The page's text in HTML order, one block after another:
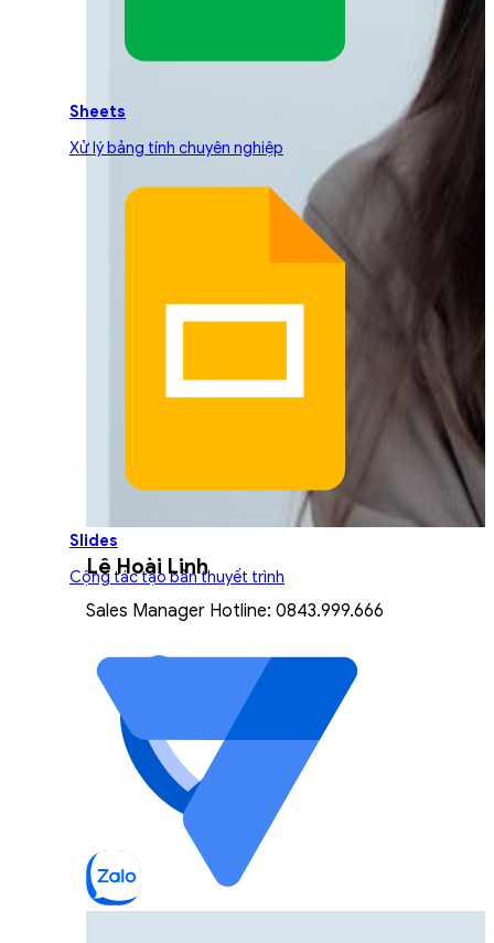
Lê Hoài Linh
Sales Manager Hotline: 0843.999.666
Sheets
Xử lý bảng tính chuyên nghiệp
Slides
Cộng tác tạo bản thuyết trình